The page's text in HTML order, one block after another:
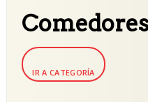
IR A CATEGORÍA